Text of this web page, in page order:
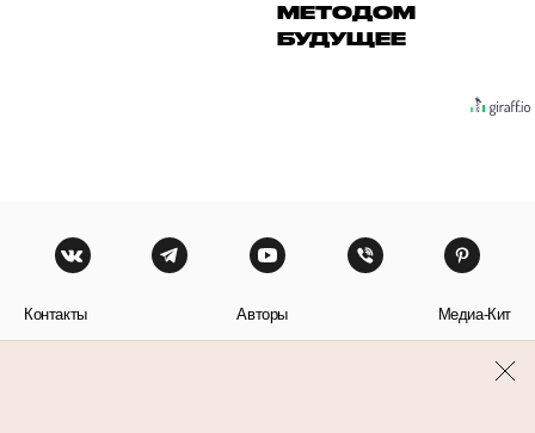
МЕТОДОМ
БУДУЩЕЕ
Контакты Авторы Медиа-Кит